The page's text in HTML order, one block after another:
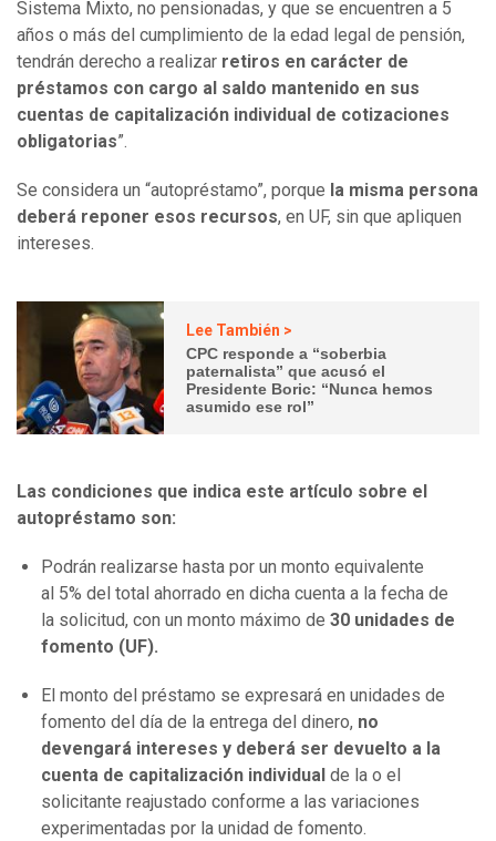
Sistema Mixto, no pensionadas, y que se encuentren a 5
años o más del cumplimiento de la edad legal de pensión,
tendrán derecho a realizar retiros en carácter de
préstamos con cargo al saldo mantenido en sus
cuentas de capitalización individual de cotizaciones
obligatorias”.
Se considera un “autopréstamo”, porque la misma persona
deberá reponer esos recursos, en UF, sin que apliquen
intereses.
Lee También >
CPC responde a “soberbia
paternalista” que acusó el
Presidente Boric: “Nunca hemos
asumido ese rol”
Las condiciones que indica este artículo sobre el
autopréstamo son:
Podrán realizarse hasta por un monto equivalente
al 5% del total ahorrado en dicha cuenta a la fecha de
la solicitud, con un monto máximo de 30 unidades de
fomento (UF).
El monto del préstamo se expresará en unidades de
fomento del día de la entrega del dinero, no
devengará intereses y deberá ser devuelto a la
cuenta de capitalización individual de la o el
solicitante reajustado conforme a las variaciones
experimentadas por la unidad de fomento.